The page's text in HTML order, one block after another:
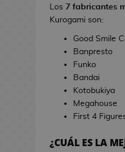
s
d
C
i
B
o
s
i
d
j
u
e
o
Los 7 fabricantes
Kurogami son:
Good Smile
Banpresto
Funko
Bandai
Kotobukiya
Megahouse
First 4
¿CUÁL ES LA